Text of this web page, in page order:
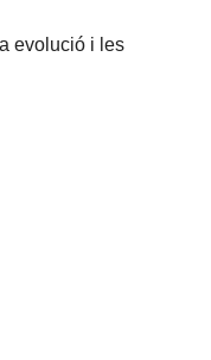
evolució i les